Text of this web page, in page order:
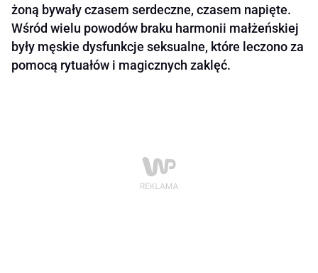
żoną bywały czasem serdeczne, czasem napięte.
Wśród wielu powodów braku harmonii małżeńskiej
były męskie dysfunkcje seksualne, które leczono za
pomocą rytuałów i magicznych zaklęć.